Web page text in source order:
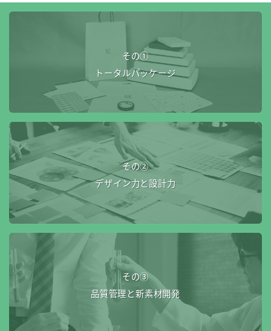
その①
トータルパッケージ
その②
デザイン力と設計力
その③
品質管理と新素材開発